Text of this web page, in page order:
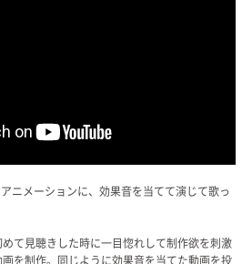
ニメーションに、効果音を当てて演じて歌っ
て見聴きした時に一目惚れして制作欲を刺激
を制作。同じように効果音を当てた動画を投